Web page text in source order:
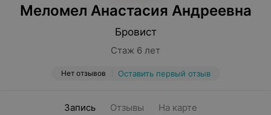
Меломел Анастасия Андреевна
Бровист
Стаж 6 лет
Нет отзывов Оставить первый отзыв
Запись Отзывы На карте